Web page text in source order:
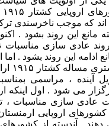
اند که موجب ناخرسندی
مانع این روند بشود .
عادی سازی مناسبات
ادامه این روند بشود .
تلاش
آینده ، مراسمی
ارامنه برگزار می شود . اول
عادی سازی مناسبات ،
کشورهای اروپایی